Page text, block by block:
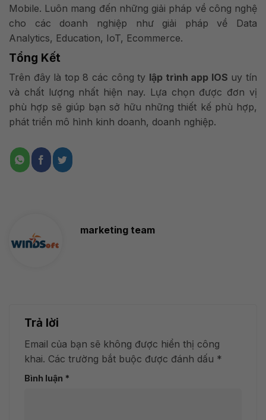
Mobile. Luôn mang đến những giải pháp về công nghệ
cho các doanh nghiệp như giải pháp về Data
Analytics, Education, IoT, Ecommerce.
Tổng Kết
Trên đây là top 8 các công ty lập trình app IOS uy tín
và chất lượng nhất hiện nay. Lựa chọn được đơn vị
phù hợp sẽ giúp bạn sở hữu những thiết kế phù hợp,
phát triển mô hình kinh doanh, doanh nghiệp.
marketing team
Trả lời
Email của bạn sẽ không được hiển thị công
khai. Các trường bắt buộc được đánh dấu *
Bình luận *